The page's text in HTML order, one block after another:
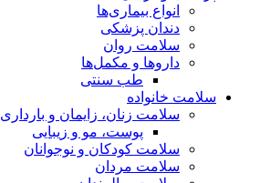
انواع بیماری‌ها
دندان پزشکی
سلامت روان
داروها و مکمل‌ها
طب سنتی
سلامت خانواده
سلامت زنان، زایمان و بارداری
پوست، مو و زیبایی
سلامت کودکان و نوجوانان
سلامت مردان